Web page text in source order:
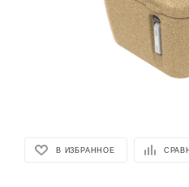
В ИЗБРАННОЕ